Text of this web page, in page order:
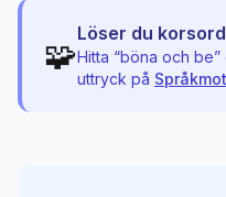
🧩
Löser du
Hitta “böna och be
uttryck på